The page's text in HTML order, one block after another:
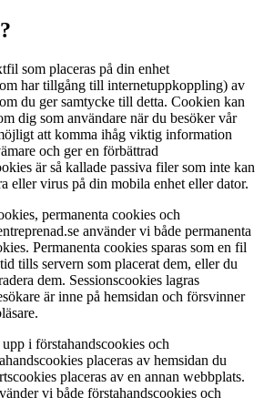
som placeras på din enhet
har tillgång till internetuppkoppling) av
du ger samtycke till detta. Cookien kan
dig som användare när du besöker vår
att komma ihåg viktig information
och ger en förbättrad
är så kallade passiva filer som inte kan
eller virus på din mobila enhet eller dator.
permanenta cookies och
använder vi både permanenta
Permanenta cookies sparas som en fil
tills servern som placerat dem, eller du
dem. Sessionscookies lagras
är inne på hemsidan och försvinner
i förstahandscookies och
placeras av hemsidan du
placeras av en annan webbplats.
vi både förstahandscookies och